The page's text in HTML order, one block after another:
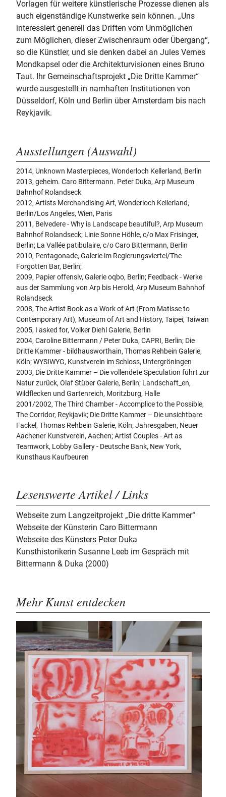
Vorlagen für weitere künstlerische Prozesse dienen als
auch eigenständige Kunstwerke sein können. „Uns
interessiert generell das Driften vom Unmöglichen
zum Möglichen, dieser Zwischenraum oder Übergang“,
so die Künstler, und sie denken dabei an Jules Vernes
Mondkapsel oder die Architekturvisionen eines Bruno
Taut. Ihr Gemeinschaftsprojekt „Die Dritte Kammer“
wurde ausgestellt in namhaften Institutionen von
Düsseldorf, Köln und Berlin über Amsterdam bis nach
Reykjavik.
Ausstellungen (Auswahl)
2014, Unknown Masterpieces, Wonderloch Kellerland, Berlin
2013, geheim. Caro Bittermann. Peter Duka, Arp Museum
Bahnhof Rolandseck
2012, Artists Merchandising Art, Wonderloch Kellerland,
Berlin/Los Angeles, Wien, Paris
2011, Belvedere - Why is Landscape beautiful?, Arp Museum
Bahnhof Rolandseck; Linie Sonne Höhle, c/o Max Frisinger,
Berlin; La Vallée patibulaire, c/o Caro Bittermann, Berlin
2010, Pentagonade, Galerie im Regierungsviertel/The
Forgotten Bar, Berlin;
2009, Papier offensiv, Galerie oqbo, Berlin; Feedback - Werke
aus der Sammlung von Arp bis Herold, Arp Museum Bahnhof
Rolandseck
2008, The Artist Book as a Work of Art (From Matisse to
Contemporary Art), Museum of Art and History, Taipei, Taiwan
2005, I asked for, Volker Diehl Galerie, Berlin
2004, Caroline Bittermann / Peter Duka, CAPRI, Berlin; Die
Dritte Kammer - bildhausworthain, Thomas Rehbein Galerie,
Köln; WYSIWYG, Kunstverein im Schloss, Untergröningen
2003, Die Dritte Kammer – Die vollendete Speculation führt zur
Natur zurück, Olaf Stüber Galerie, Berlin; Landschaft_en,
Wildflecken und Gartenreich, Moritzburg, Halle
2001/2002, The Third Chamber - Accomplice to the Possible,
The Corridor, Reykjavik; Die Dritte Kammer – Die unsichtbare
Fackel, Thomas Rehbein Galerie, Köln; Jahresgaben, Neuer
Aachener Kunstverein, Aachen; Artist Couples - Art as
Teamwork, Lobby Gallery - Deutsche Bank, New York,
Kunsthaus Kaufbeuren
Lesenswerte Artikel / Links
Webseite zum Langzeitprojekt „Die dritte Kammer“
Webseite der Künsterin Caro Bittermann
Webseite des Künsters Peter Duka
Kunsthistorikerin Susanne Leeb im Gespräch mit
Bittermann & Duka (2000)
Mehr Kunst entdecken